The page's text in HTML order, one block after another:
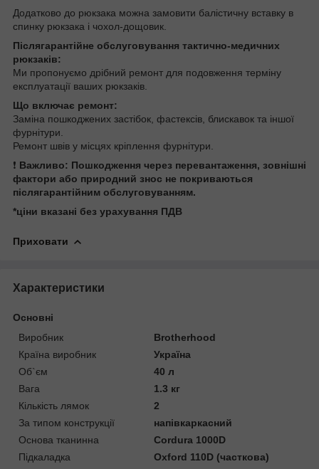
Додатково до рюкзака можна замовити балістичну вставку в
спинку рюкзака і чохол-дощовик.
Післягарантійне обслуговування тактично-медичних
рюкзаків:
Ми пропонуємо дрібний ремонт для подовження терміну
експлуатації ваших рюкзаків.
Що включає ремонт:
Заміна пошкоджених застібок, фастексів, блискавок та іншої
фурнітури.
Ремонт швів у місцях кріплення фурнітури.
❗️ Важливо: Пошкодження через перевантаження, зовнішні
фактори або природний знос не покриваються
післягарантійним обслуговуванням.
*ціни вказані без урахування ПДВ
Приховати
Характеристики
Основні
Виробник
Brotherhood
Країна виробник
Україна
Об`єм
40 л
Вага
1.3 кг
Кількість лямок
2
За типом конструкції
напівкаркасний
Основа тканинна
Cordura 1000D
Підкаладка
Oxford 110D (часткова)